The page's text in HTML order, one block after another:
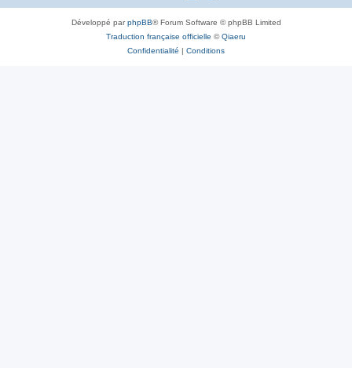
Développé parphpBB® Forum Software © phpBB Limited
Traduction française officielle ©Qiaeru
Confidentialité | Conditions